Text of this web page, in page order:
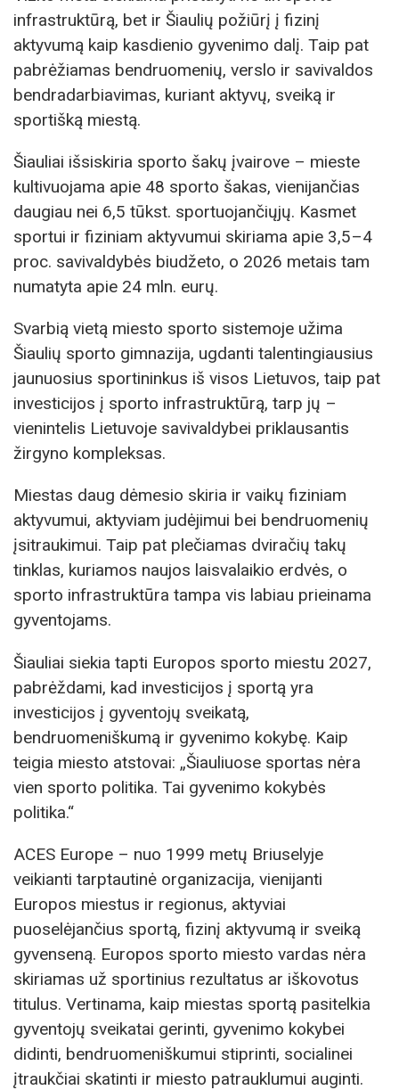
infrastruktūrą, bet ir Šiaulių požiūrį į fizinį
aktyvumą kaip kasdienio gyvenimo dalį. Taip pat
pabrėžiamas bendruomenių, verslo ir savivaldos
bendradarbiavimas, kuriant aktyvų, sveiką ir
sportišką miestą.
Šiauliai išsiskiria sporto šakų įvairove – mieste
kultivuojama apie 48 sporto šakas, vienijančias
daugiau nei 6,5 tūkst. sportuojančiųjų. Kasmet
sportui ir fiziniam aktyvumui skiriama apie 3,5–4
proc. savivaldybės biudžeto, o 2026 metais tam
numatyta apie 24 mln. eurų.
Svarbią vietą miesto sporto sistemoje užima
Šiaulių sporto gimnazija, ugdanti talentingiausius
jaunuosius sportininkus iš visos Lietuvos, taip pat
investicijos į sporto infrastruktūrą, tarp jų –
vienintelis Lietuvoje savivaldybei priklausantis
žirgyno kompleksas.
Miestas daug dėmesio skiria ir vaikų fiziniam
aktyvumui, aktyviam judėjimui bei bendruomenių
įsitraukimui. Taip pat plečiamas dviračių takų
tinklas, kuriamos naujos laisvalaikio erdvės, o
sporto infrastruktūra tampa vis labiau prieinama
gyventojams.
Šiauliai siekia tapti Europos sporto miestu 2027,
pabrėždami, kad investicijos į sportą yra
investicijos į gyventojų sveikatą,
bendruomeniškumą ir gyvenimo kokybę. Kaip
teigia miesto atstovai: „Šiauliuose sportas nėra
vien sporto politika. Tai gyvenimo kokybės
politika.“
ACES Europe – nuo 1999 metų Briuselyje
veikianti tarptautinė organizacija, vienijanti
Europos miestus ir regionus, aktyviai
puoselėjančius sportą, fizinį aktyvumą ir sveiką
gyvenseną. Europos sporto miesto vardas nėra
skiriamas už sportinius rezultatus ar iškovotus
titulus. Vertinama, kaip miestas sportą pasitelkia
gyventojų sveikatai gerinti, gyvenimo kokybei
didinti, bendruomeniškumui stiprinti, socialinei
įtraukčiai skatinti ir miesto patrauklumui auginti.